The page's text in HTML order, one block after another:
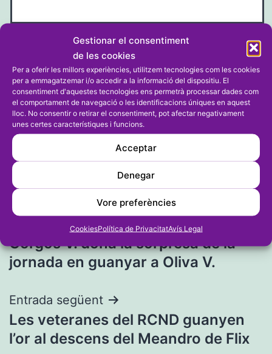
Gestionar el consentiment
de les cookies
Per a oferir les millors experiències, utilitzem tecnologies com les cookies
per a emmagatzemar i/o accedir a la informació del dispositiu. El
consentiment d'aquestes tecnologies ens permetrà processar dades com
el comportament de navegació o les identificacions úniques en aquest
lloc. No consentir o retirar el consentiment, pot afectar negativament
unes certes característiques i funcions.
Acceptar
Denegar
Vore preferències
CookiesPolítica de PrivacitatAvís Legal
Navegació
d'entrades
Entrada anterior
Gorgos V. dóna la sorpresa de la
jornada en guanyar a Oliva V.
Entrada següent
Les veteranes del RCND guanyen
l’or al descens del Meandro de Flix